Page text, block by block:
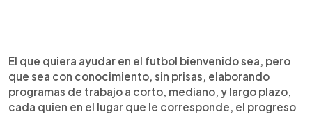
El que quiera ayudar en el futbol bienvenido sea, pero
que sea con conocimiento, sin prisas, elaborando
programas de trabajo a corto, mediano, y largo plazo,
cada quien en el lugar que le corresponde, el progreso